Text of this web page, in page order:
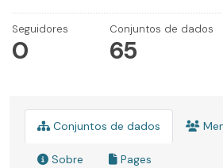
Seguidores
0
Conjuntos de dados
65
Conjuntos de dados
Sobre Pages